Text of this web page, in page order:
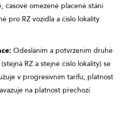
časově omezené placené stání
pro RZ vozidla a číslo lokality.
Odesláním a potvrzením druhé
RZ a stejné číslo lokality) se
v progresivním tarifu; platnost
na platnost přechozí